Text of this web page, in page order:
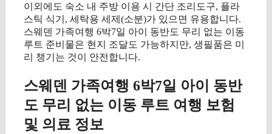
이외에도 숙소 내 주방 이용 시 간단 조리도구, 플라
스틱 식기, 세탁용 세제(소분)가 있으면 유용합니다.
스웨덴 가족여행 6박7일 아이 동반도 무리 없는 이동
루트 준비물은 현지 조달도 가능하지만, 생필품은 미
리 챙기는 것이 안전합니다.
스웨덴 가족여행 6박7일 아이 동반
도 무리 없는 이동 루트 여행 보험
및 의료 정보